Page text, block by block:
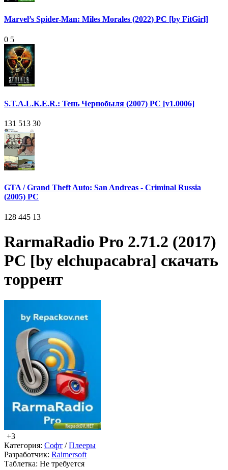
Marvel’s Spider-Man: Miles Morales (2022) PC [by FitGirl]
0 5
S.T.A.L.K.E.R.: Тень Чернобыля (2007) PC [v1.0006]
131 513 30
GTA / Grand Theft Auto: San Andreas - Criminal Russia
(2005) PC
128 445 13
RarmaRadio Pro 2.71.2 (2017)
PC [by elchupacabra] скачать
торрент
+3
Категория: Софт /Плееры
Разработчик: Raimersoft
Таблетка: Не требуется